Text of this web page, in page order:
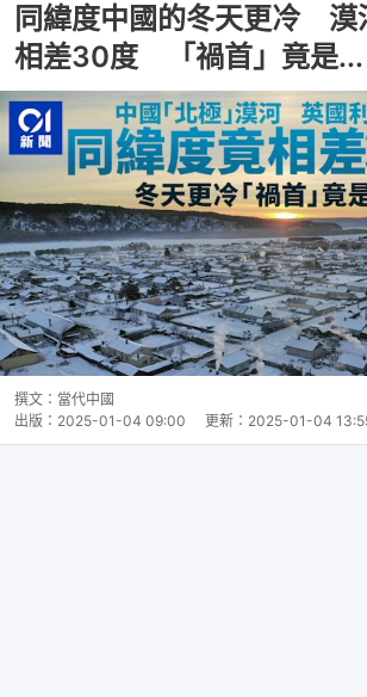
同緯度中國的冬天更冷 漠
相差30度 「禍首」竟是...
撰文： 當代中國
出版： 2025-01-04 09:00 更新： 2025-01-04